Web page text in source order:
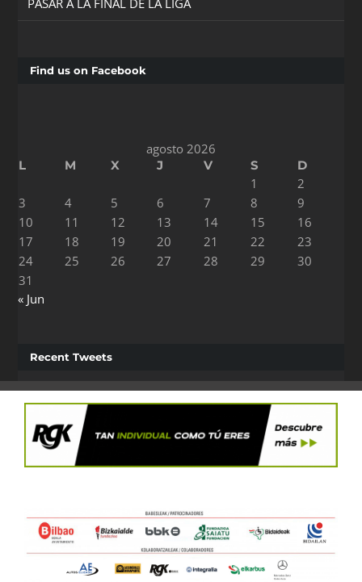
PASAR A LA FINAL DE LA LIGA
Find us on Facebook
agosto 2026
L M X J V S D
1
2
3
4 5 6 7 8
9
10
11 12 13 14 15
16
17
18 19 20 21 22
23
24
25 26 27 28 29
30
31
« Jun
Recent Tweets